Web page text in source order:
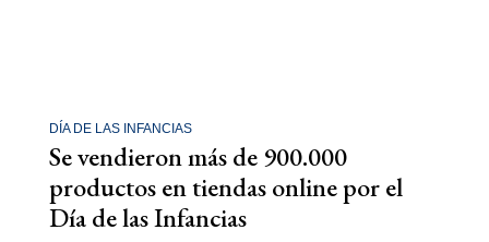
DÍA DE LAS INFANCIAS
Se vendieron más de 900.000
productos en tiendas online por el
Día de las Infancias